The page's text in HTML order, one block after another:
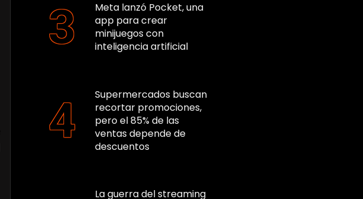
Meta lanzó Pocket, una
app para crear
minijuegos con
inteligencia artificial
Supermercados buscan
recortar promociones,
pero el 85% de las
ventas depende de
descuentos
La guerra del streaming